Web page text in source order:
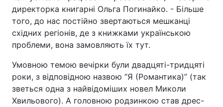
Головна Війна
директорка книгарні Ольга Погинайко. - Більше
того, до нас постійно звертаються мешканці
східних регіонів, де з книжками українською
проблеми, вона замовляють їх тут.
Умовною темою вечірки були двадцяті-тридцяті
роки, з відповідною назвою “Я (Романтика)” (так
зветься одна з найвідоміших новел Миколи
Хвильового). А головною родзинкою став дрес-